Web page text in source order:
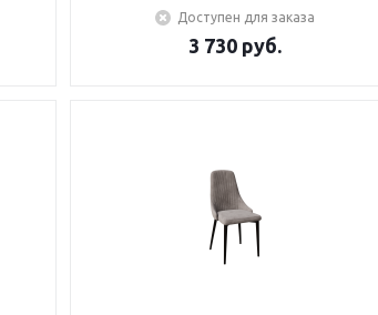
Доступен для заказа
3 730 руб.